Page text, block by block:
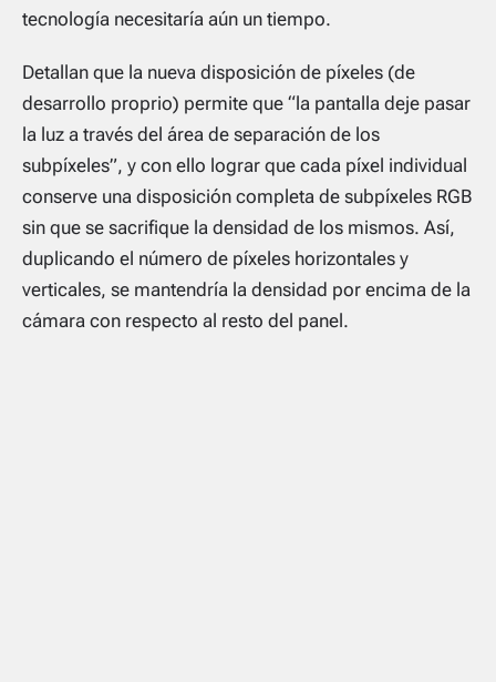
tecnología necesitaría aún un tiempo.
Detallan que la nueva disposición de píxeles (de
desarrollo proprio) permite que “la pantalla deje pasar
la luz a través del área de separación de los
subpíxeles”, y con ello lograr que cada píxel individual
conserve una disposición completa de subpíxeles RGB
sin que se sacrifique la densidad de los mismos. Así,
duplicando el número de píxeles horizontales y
verticales, se mantendría la densidad por encima de la
cámara con respecto al resto del panel.